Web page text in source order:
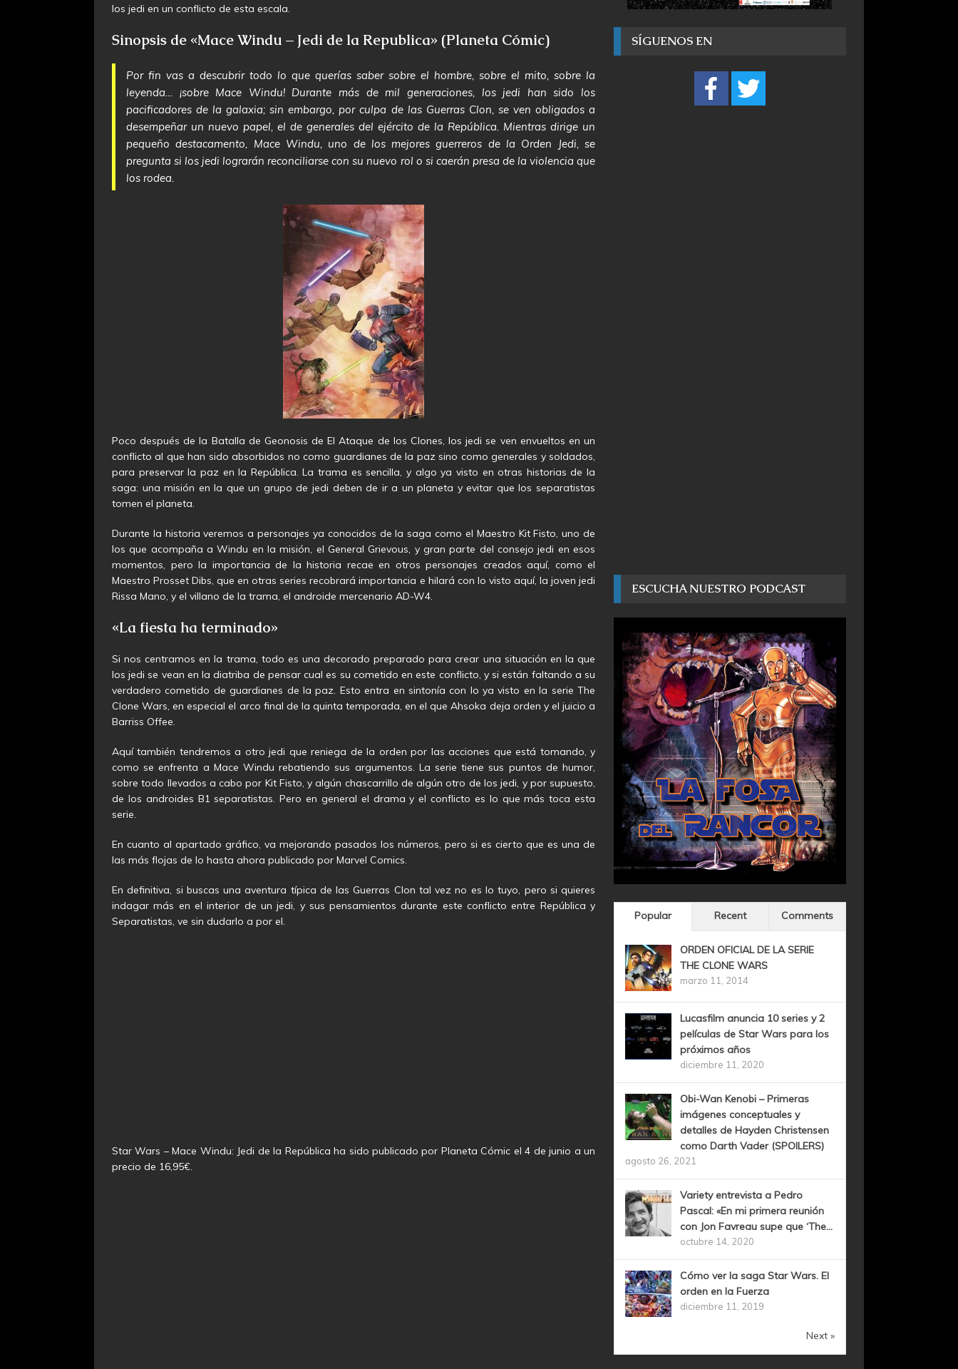
los jedi en un conflicto de esta escala.
Sinopsis de «Mace Windu – Jedi de la Republica» (Planeta Cómic)
Por fin vas a descubrir todo lo que querías saber sobre el hombre, sobre el mito, sobre la
leyenda… ¡sobre Mace Windu! Durante más de mil generaciones, los jedi han sido los
pacificadores de la galaxia; sin embargo, por culpa de las Guerras Clon, se ven obligados a
desempeñar un nuevo papel, el de generales del ejército de la República. Mientras dirige un
pequeño destacamento, Mace Windu, uno de los mejores guerreros de la Orden Jedi, se
pregunta si los jedi lograrán reconciliarse con su nuevo rol o si caerán presa de la violencia que
los rodea.
Poco después de la Batalla de Geonosis de El Ataque de los Clones, los jedi se ven envueltos en un
conflicto al que han sido absorbidos no como guardianes de la paz sino como generales y soldados,
para preservar la paz en la República. La trama es sencilla, y algo ya visto en otras historias de la
saga: una misión en la que un grupo de jedi deben de ir a un planeta y evitar que los separatistas
tomen el planeta.
Durante la historia veremos a personajes ya conocidos de la saga como el Maestro Kit Fisto, uno de
los que acompaña a Windu en la misión, el General Grievous, y gran parte del consejo jedi en esos
momentos, pero la importancia de la historia recae en otros personajes creados aquí, como el
Maestro Prosset Dibs, que en otras series recobrará importancia e hilará con lo visto aquí, la joven jedi
Rissa Mano, y el villano de la trama, el androide mercenario AD-W4.
«La fiesta ha terminado»
Si nos centramos en la trama, todo es una decorado preparado para crear una situación en la que
los jedi se vean en la diatriba de pensar cual es su cometido en este conflicto, y si están faltando a su
verdadero cometido de guardianes de la paz. Esto entra en sintonía con lo ya visto en la serie The
Clone Wars, en especial el arco final de la quinta temporada, en el que Ahsoka deja orden y el juicio a
Barriss Offee.
Aquí también tendremos a otro jedi que reniega de la orden por las acciones que está tomando, y
como se enfrenta a Mace Windu rebatiendo sus argumentos. La serie tiene sus puntos de humor,
sobre todo llevados a cabo por Kit Fisto, y algún chascarrillo de algún otro de los jedi, y por supuesto,
de los androides B1 separatistas. Pero en general el drama y el conflicto es lo que más toca esta
serie.
En cuanto al apartado gráfico, va mejorando pasados los números, pero si es cierto que es una de
las más flojas de lo hasta ahora publicado por Marvel Comics.
En definitiva, si buscas una aventura típica de las Guerras Clon tal vez no es lo tuyo, pero si quieres
indagar más en el interior de un jedi, y sus pensamientos durante este conflicto entre República y
Separatistas, ve sin dudarlo a por el.
Star Wars – Mace Windu: Jedi de la República ha sido publicado por Planeta Cómic el 4 de junio a un
precio de 16,95€.
SÍGUENOS EN
ESCUCHA NUESTRO PODCAST
Popular Recent Comments
ORDEN OFICIAL DE LA SERIE
THE CLONE WARS
marzo 11, 2014
Lucasfilm anuncia 10 series y 2
películas de Star Wars para los
próximos años
diciembre 11, 2020
Obi-Wan Kenobi – Primeras
imágenes conceptuales y
detalles de Hayden Christensen
como Darth Vader (SPOILERS)
agosto 26, 2021
Variety entrevista a Pedro
Pascal: «En mi primera reunión
con Jon Favreau supe que ‘The...
octubre 14, 2020
Cómo ver la saga Star Wars. El
orden en la Fuerza
diciembre 11, 2019
Next »